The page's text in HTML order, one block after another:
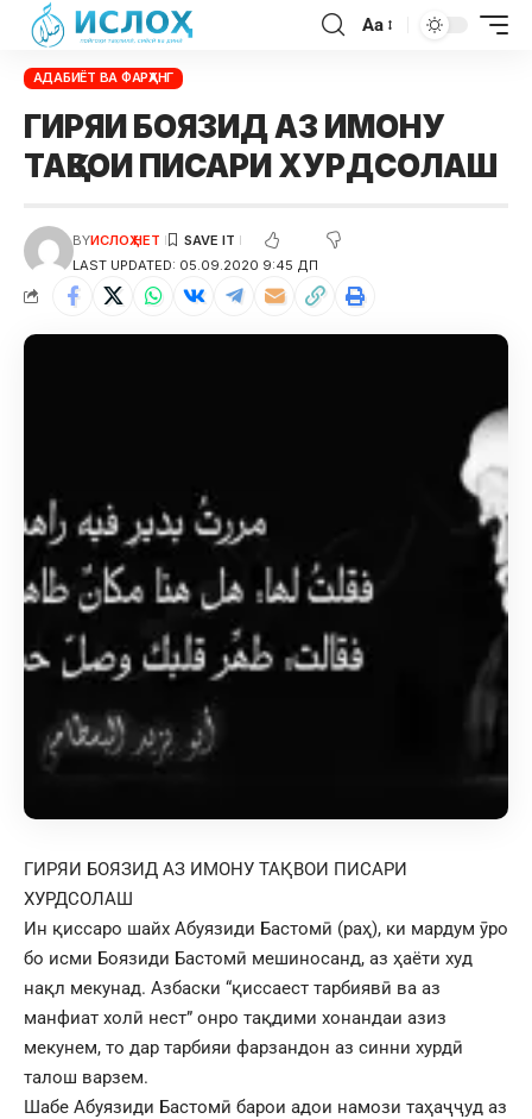
Aa
АДАБИЁТ ВА ФАРҲАНГ
ГИРЯИ БОЯЗИД АЗ ИМОНУ
ТАҚВОИ ПИСАРИ ХУРДСОЛАШ
LAST UPDATED: 05.09.2020 9:45 ДП
BYИСЛОҲ НЕТ
ГИРЯИ БОЯЗИД АЗ ИМОНУ ТАҚВОИ ПИСАРИ
ХУРДСОЛАШ
Ин қиссаро шайх Абуязиди Бастомӣ (раҳ), ки мардум ӯро
бо исми Боязиди Бастомӣ мешиносанд, аз ҳаёти худ
нақл мекунад. Азбаски “қиссаест тарбиявӣ ва аз
манфиат холӣ нест” онро тақдими хонандаи азиз
мекунем, то дар тарбияи фарзандон аз синни хурдӣ
талош варзем.
Шабе Абуязиди Бастомӣ барои адои намози таҳаҷҷуд аз